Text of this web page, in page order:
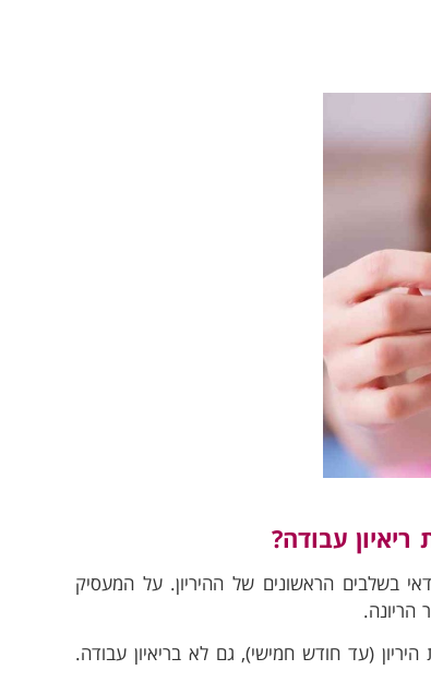
עבודה?
בשלבים הראשונים של ההיריון. על המעסיק
הריונה.
(עד חודש חמישי), גם לא בריאיון עבודה.